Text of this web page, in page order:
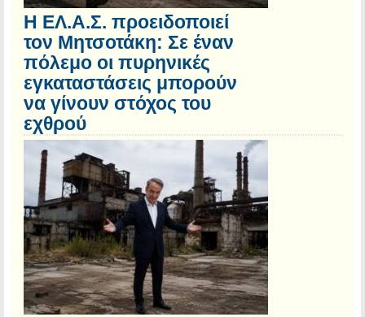
Η ΕΛ.Α.Σ. προειδοποιεί
τον Μητσοτάκη: Σε έναν
πόλεμο οι πυρηνικές
εγκαταστάσεις μπορούν
να γίνουν στόχος του
εχθρού